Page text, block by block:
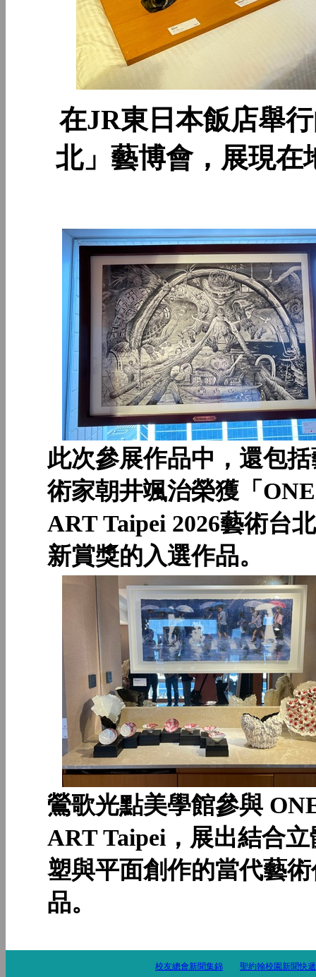
在JR東日本飯店舉
北」藝博會，展現在
此次參展作品中，還包
術家朝井颯治榮獲「ONE
ART Taipei 2026藝術台
新賞獎的入選作品。
鶯歌光點美學館參與
ART Taipei，展出結合立
塑與平面創作的當代藝
品。
校友總會新聞集錦 聖約翰校園新聞